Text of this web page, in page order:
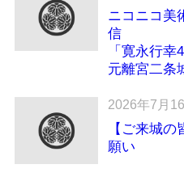
ニコニコ美
「寛永行
元離宮二条
2026年7月
【ご来城
願い